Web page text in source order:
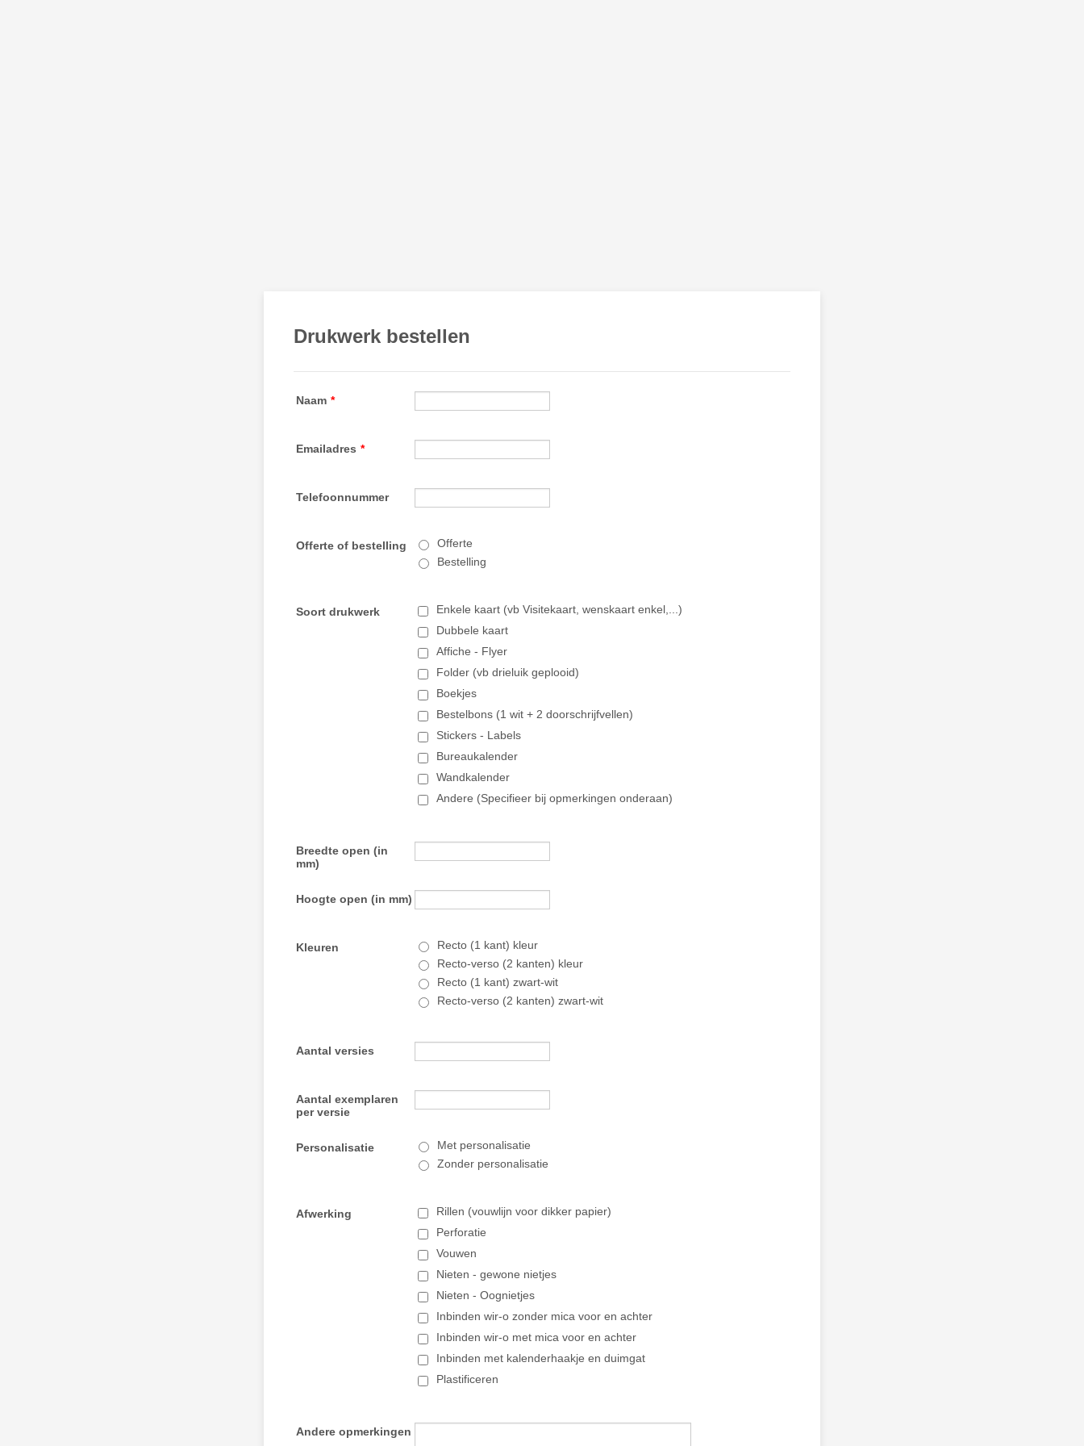
Drukwerk bestellen
Naam *
Emailadres *
Telefoonnummer
Offerte of bestelling
Offerte
Bestelling
Soort drukwerk
Enkele kaart (vb Visitekaart, wenskaart enkel,...)
Dubbele kaart
Affiche - Flyer
Folder (vb drieluik geplooid)
Boekjes
Bestelbons (1 wit + 2 doorschrijfvellen)
Stickers - Labels
Bureaukalender
Wandkalender
Andere (Specifieer bij opmerkingen onderaan)
Breedte open (in
mm)
Hoogte open (in mm)
Kleuren
Recto (1 kant) kleur
Recto-verso (2 kanten) kleur
Recto (1 kant) zwart-wit
Recto-verso (2 kanten) zwart-wit
Aantal versies
Aantal exemplaren
per versie
Personalisatie
Met personalisatie
Zonder personalisatie
Afwerking
Rillen (vouwlijn voor dikker papier)
Perforatie
Vouwen
Nieten - gewone nietjes
Nieten - Oognietjes
Inbinden wir-o zonder mica voor en achter
Inbinden wir-o met mica voor en achter
Inbinden met kalenderhaakje en duimgat
Plastificeren
Andere opmerkingen